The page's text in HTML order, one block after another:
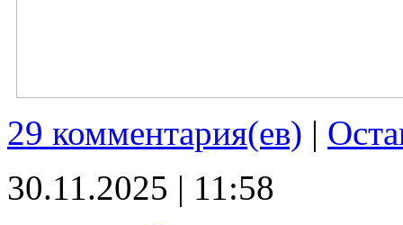
29 комментария(ев) |
30.11.2025 | 11:58